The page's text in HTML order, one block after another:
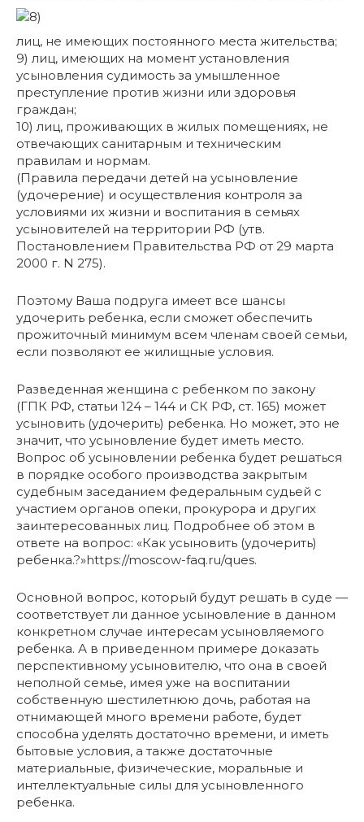
лиц, не имеющих постоянного места жительства;
9) лиц, имеющих на момент установления
усыновления судимость за умышленное
преступление против жизни или здоровья
граждан;
10) лиц, проживающих в жилых помещениях, не
отвечающих санитарным и техническим
правилам и нормам.
(Правила передачи детей на усыновление
(удочерение) и осуществления контроля за
условиями их жизни и воспитания в семьях
усыновителей на территории РФ (утв.
Постановлением Правительства РФ от 29 марта
2000 г. N 275).
Поэтому Ваша подруга имеет все шансы
удочерить ребенка, если сможет обеспечить
прожиточный минимум всем членам своей семьи,
если позволяют ее жилищные условия.
Разведенная женщина с ребенком по закону
(ГПК РФ, статьи 124 – 144 и СК РФ, ст. 165) может
усыновить (удочерить) ребенка. Но может, это не
значит, что усыновление будет иметь место.
Вопрос об усыновлении ребенка будет решаться
в порядке особого производства закрытым
судебным заседанием федеральным судьей с
участием органов опеки, прокурора и других
заинтересованных лиц. Подробнее об этом в
ответе на вопрос: «Как усыновить (удочерить)
ребенка.?»https://moscow-faq.ru/ques.
Основной вопрос, который будут решать в суде —
соответствует ли данное усыновление в данном
конкретном случае интересам усыновляемого
ребенка. А в приведенном примере доказать
перспективному усыновителю, что она в своей
неполной семье, имея уже на воспитании
собственную шестилетнюю дочь, работая на
отнимающей много времени работе, будет
способна уделять достаточно времени, и иметь
бытовые условия, а также достаточные
материальные, физичеческие, моральные и
интеллектуальные силы для усыновленного
ребенка.